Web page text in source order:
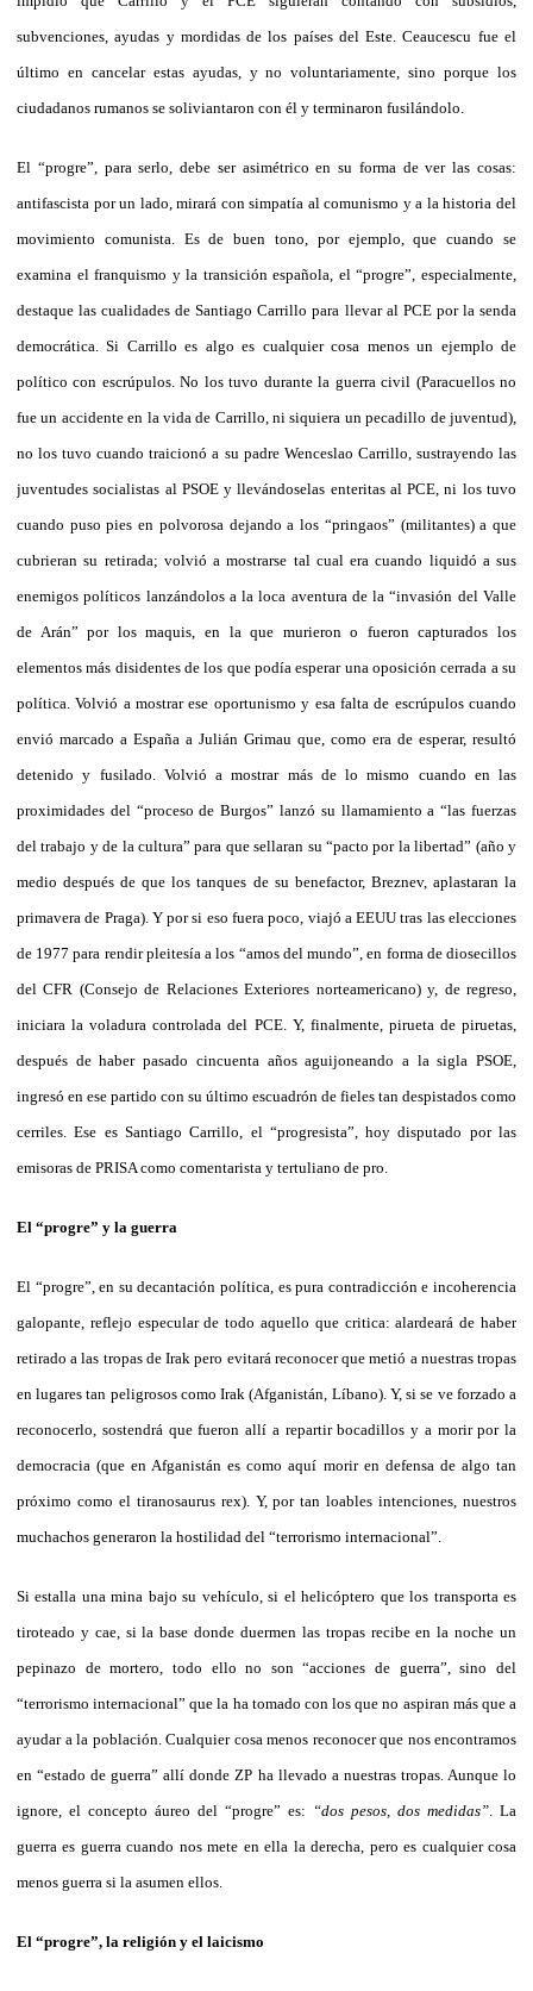
subvenciones, ayudas y mordidas de los países del Este. Ceaucescu fue el
último en cancelar estas ayudas, y no voluntariamente, sino porque los
ciudadanos rumanos se soliviantaron con él y terminaron fusilándolo.
El “progre”, para serlo, debe ser asimétrico en su forma de ver las cosas:
antifascista por un lado, mirará con simpatía al comunismo y a la historia del
movimiento comunista. Es de buen tono, por ejemplo, que cuando se
examina el franquismo y la transición española, el “progre”, especialmente,
destaque las cualidades de Santiago Carrillo para llevar al PCE por la senda
democrática. Si Carrillo es algo es cualquier cosa menos un ejemplo de
político con escrúpulos. No los tuvo durante la guerra civil (Paracuellos no
fue un accidente en la vida de Carrillo, ni siquiera un pecadillo de juventud),
no los tuvo cuando traicionó a su padre Wenceslao Carrillo, sustrayendo las
juventudes socialistas al PSOE y llevándoselas enteritas al PCE, ni los tuvo
cuando puso pies en polvorosa dejando a los “pringaos” (militantes) a que
cubrieran su retirada; volvió a mostrarse tal cual era cuando liquidó a sus
enemigos políticos lanzándolos a la loca aventura de la “invasión del Valle
de Arán” por los maquis, en la que murieron o fueron capturados los
elementos más disidentes de los que podía esperar una oposición cerrada a su
política. Volvió a mostrar ese oportunismo y esa falta de escrúpulos cuando
envió marcado a España a Julián Grimau que, como era de esperar, resultó
detenido y fusilado. Volvió a mostrar más de lo mismo cuando en las
proximidades del “proceso de Burgos” lanzó su llamamiento a “las fuerzas
del trabajo y de la cultura” para que sellaran su “pacto por la libertad” (año y
medio después de que los tanques de su benefactor, Breznev, aplastaran la
primavera de Praga). Y por si eso fuera poco, viajó a EEUU tras las elecciones
de 1977 para rendir pleitesía a los “amos del mundo”, en forma de diosecillos
del CFR (Consejo de Relaciones Exteriores norteamericano) y, de regreso,
iniciara la voladura controlada del PCE. Y, finalmente, pirueta de piruetas,
después de haber pasado cincuenta años aguijoneando a la sigla PSOE,
ingresó en ese partido con su último escuadrón de fieles tan despistados como
cerriles. Ese es Santiago Carrillo, el “progresista”, hoy disputado por las
emisoras de PRISA como comentarista y tertuliano de pro.
El “progre” y la guerra
El “progre”, en su decantación política, es pura contradicción e incoherencia
galopante, reflejo especular de todo aquello que critica: alardeará de haber
retirado a las tropas de Irak pero evitará reconocer que metió a nuestras tropas
en lugares tan peligrosos como Irak (Afganistán, Líbano). Y, si se ve forzado a
reconocerlo, sostendrá que fueron allí a repartir bocadillos y a morir por la
democracia (que en Afganistán es como aquí morir en defensa de algo tan
próximo como el tiranosaurus rex). Y, por tan loables intenciones, nuestros
muchachos generaron la hostilidad del “terrorismo internacional”.
Si estalla una mina bajo su vehículo, si el helicóptero que los transporta es
tiroteado y cae, si la base donde duermen las tropas recibe en la noche un
pepinazo de mortero, todo ello no son “acciones de guerra”, sino del
“terrorismo internacional” que la ha tomado con los que no aspiran más que a
ayudar a la población. Cualquier cosa menos reconocer que nos encontramos
en “estado de guerra” allí donde ZP ha llevado a nuestras tropas. Aunque lo
ignore, el concepto áureo del “progre” es: “dos pesos, dos medidas”. La
guerra es guerra cuando nos mete en ella la derecha, pero es cualquier cosa
menos guerra si la asumen ellos.
El “progre”, la religión y el laicismo